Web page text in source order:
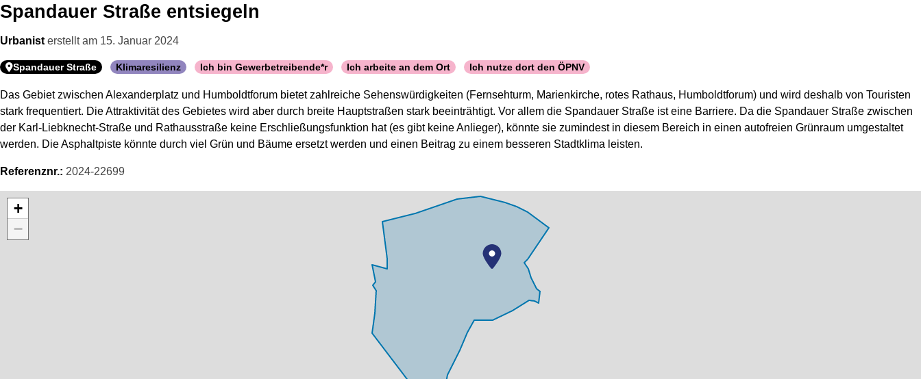
Spandauer Straße entsiegeln
Urbanist erstellt am 15. Januar 2024
Spandauer Straße Klimaresilienz Ich bin Gewerbetreibende*r Ich arbeite an dem Ort Ich nutze dort den ÖPNV
Das Gebiet zwischen Alexanderplatz und Humboldtforum bietet zahlreiche Sehenswürdigkeiten (Fernsehturm, Marienkirche, rotes Rathaus, Humboldtforum) und wird deshalb von Touristen
stark frequentiert. Die Attraktivität des Gebietes wird aber durch breite Hauptstraßen stark beeinträhtigt. Vor allem die Spandauer Straße ist eine Barriere. Da die Spandauer Straße zwischen
der Karl-Liebknecht-Straße und Rathausstraße keine Erschließungsfunktion hat (es gibt keine Anlieger), könnte sie zumindest in diesem Bereich in einen autofreien Grünraum umgestaltet
werden. Die Asphaltpiste könnte durch viel Grün und Bäume ersetzt werden und einen Beitrag zu einem besseren Stadtklima leisten.
Referenznr.: 2024-22699
Karte überspringen
+
−